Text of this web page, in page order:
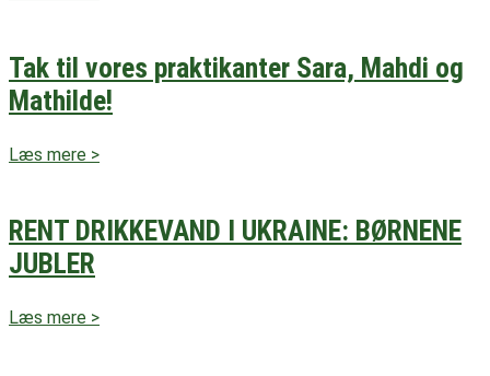
Tak til vores praktikanter Sara, Mahdi og
Mathilde!
Læs mere >
RENT DRIKKEVAND I UKRAINE: BØRNENE
JUBLER
Læs mere >